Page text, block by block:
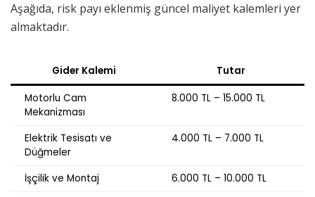
Aşağıda, risk payı eklenmiş güncel maliyet kalemleri yer
almaktadır.
Gider Kalemi Tutar
Motorlu Cam
Mekanizması
8.000 TL – 15.000 TL
Elektrik Tesisatı ve
Düğmeler
4.000 TL – 7.000 TL
İşçilik ve Montaj
6.000 TL – 10.000 TL